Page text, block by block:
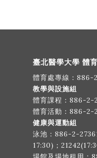
臺北醫學大學 體
體育處專線： 886-
教學與設施組
體育課程： 886-2-
體育活動： 886-2-
健康與運動組
泳池： 886-2-
17:30)；